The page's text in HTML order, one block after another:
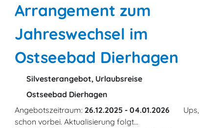
Arrangement zum
Jahreswechsel im
Ostseebad Dierhagen
Silvesterangebot, Urlaubsreise
Ostseebad Dierhagen
Angebotszeitraum: 26.12.2025 - 04.01.2026
Ups,
schon vorbei. Aktualisierung folgt...